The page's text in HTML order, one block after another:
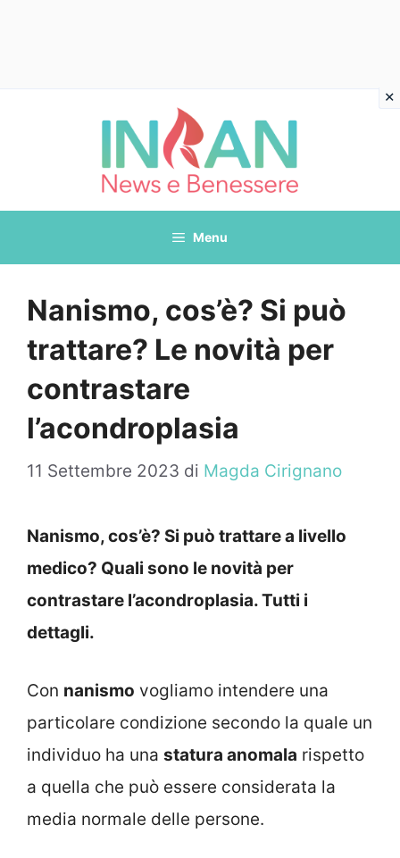
Menu
Nanismo, cos’è? Si può
trattare? Le novità per
contrastare
l’acondroplasia
11 Settembre 2023 di Magda Cirignano
Nanismo, cos’è? Si può trattare a livello
medico? Quali sono le novità per
contrastare l’acondroplasia. Tutti i
dettagli.
Con nanismo vogliamo intendere una
particolare condizione secondo la quale un
individuo ha una statura anomala rispetto
a quella che può essere considerata la
media normale delle persone.